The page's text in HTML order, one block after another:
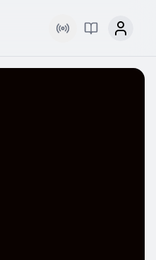
RádioPalavra Viva